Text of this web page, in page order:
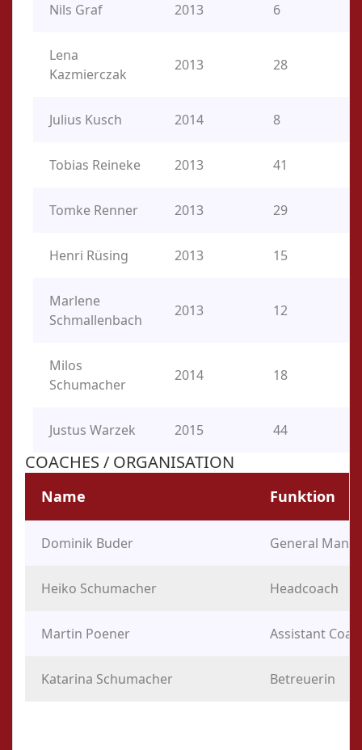
Nils Graf 2013 6
Lena
Kazmierczak
2013 28
Julius Kusch 2014 8
Tobias Reineke 2013 41
Tomke Renner 2013 29
Henri Rüsing 2013 15
Marlene
Schmallenbach
2013 12
Milos
Schumacher
2014 18
Justus Warzek 2015 44
COACHES / ORGANISATION
Name Funktion
Dominik Buder General
Heiko Schumacher Headcoach
Martin Poener Assistant
Katarina Schumacher Betreuerin